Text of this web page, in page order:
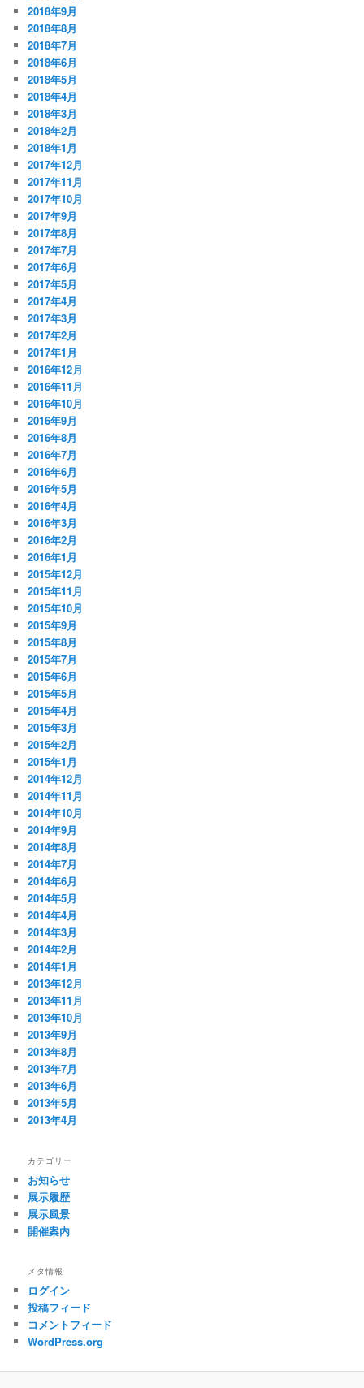
2018年9月
2018年8月
2018年7月
2018年6月
2018年5月
2018年4月
2018年3月
2018年2月
2018年1月
2017年12月
2017年11月
2017年10月
2017年9月
2017年8月
2017年7月
2017年6月
2017年5月
2017年4月
2017年3月
2017年2月
2017年1月
2016年12月
2016年11月
2016年10月
2016年9月
2016年8月
2016年7月
2016年6月
2016年5月
2016年4月
2016年3月
2016年2月
2016年1月
2015年12月
2015年11月
2015年10月
2015年9月
2015年8月
2015年7月
2015年6月
2015年5月
2015年4月
2015年3月
2015年2月
2015年1月
2014年12月
2014年11月
2014年10月
2014年9月
2014年8月
2014年7月
2014年6月
2014年5月
2014年4月
2014年3月
2014年2月
2014年1月
2013年12月
2013年11月
2013年10月
2013年9月
2013年8月
2013年7月
2013年6月
2013年5月
2013年4月
カテゴリー
お知らせ
展示履歴
展示風景
開催案内
メタ情報
ログイン
投稿フィード
コメントフィード
WordPress.org